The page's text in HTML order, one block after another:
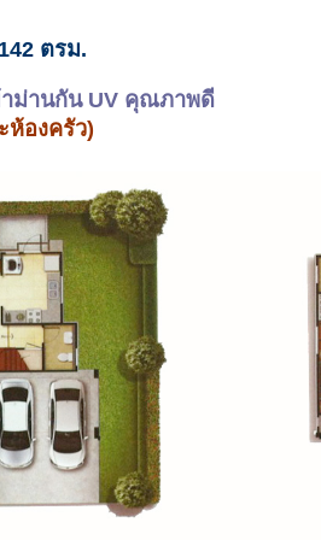
ตรม.
ม่านกัน UV คุณภาพดี
ห้องครัว)